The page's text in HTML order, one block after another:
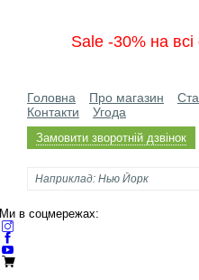
Sale -30% на
Головна Про магазин
Контакти
Угода
Замовити зворотній дзвінок
Ми в соцмережах: